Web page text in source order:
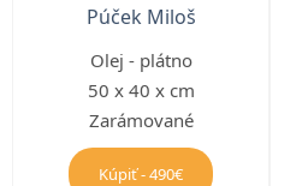
Púček Miloš
Olej - plátno
50 x 40 x cm
Zarámované
Kúpiť - 490€